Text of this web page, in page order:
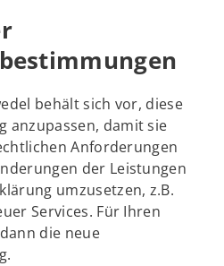
behält sich vor, diese
anzupassen, damit sie
Anforderungen
der Leistungen
umzusetzen, z.B.
Services. Für Ihren
die neue